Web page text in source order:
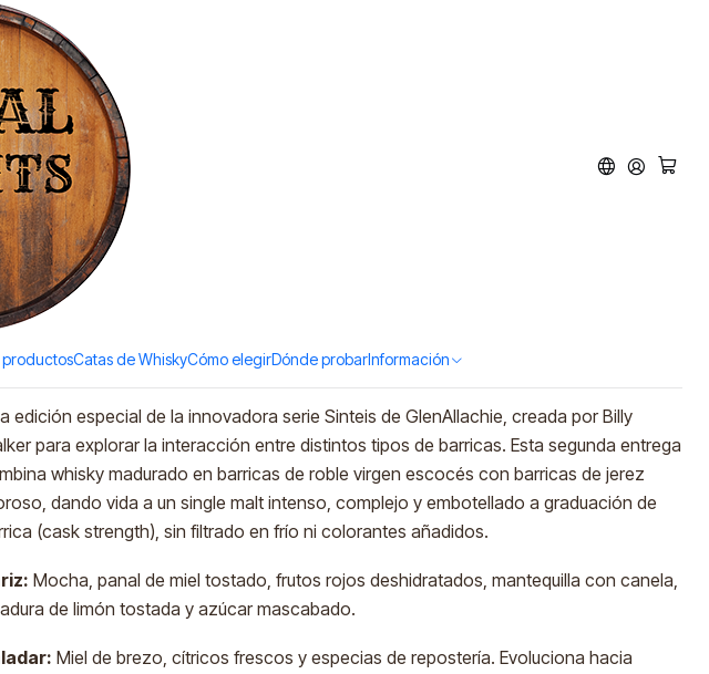
Catas de WhiskyCómo elegirDónde probarInformación
a todo Chile.
Sinteis Series Part II
(58,2% vol.700ml)
edición especial de la innovadora serie Sinteis de GlenAllachie, creada por Billy
para explorar la interacción entre distintos tipos de barricas. Esta segunda entrega
whisky madurado en barricas de roble virgen escocés con barricas de jerez
dando vida a un single malt intenso, complejo y embotellado a graduación de
(cask strength), sin filtrado en frío ni colorantes añadidos.
Mocha, panal de miel tostado, frutos rojos deshidratados, mantequilla con canela,
de limón tostada y azúcar mascabado.
Miel de brezo, cítricos frescos y especias de repostería. Evoluciona hacia